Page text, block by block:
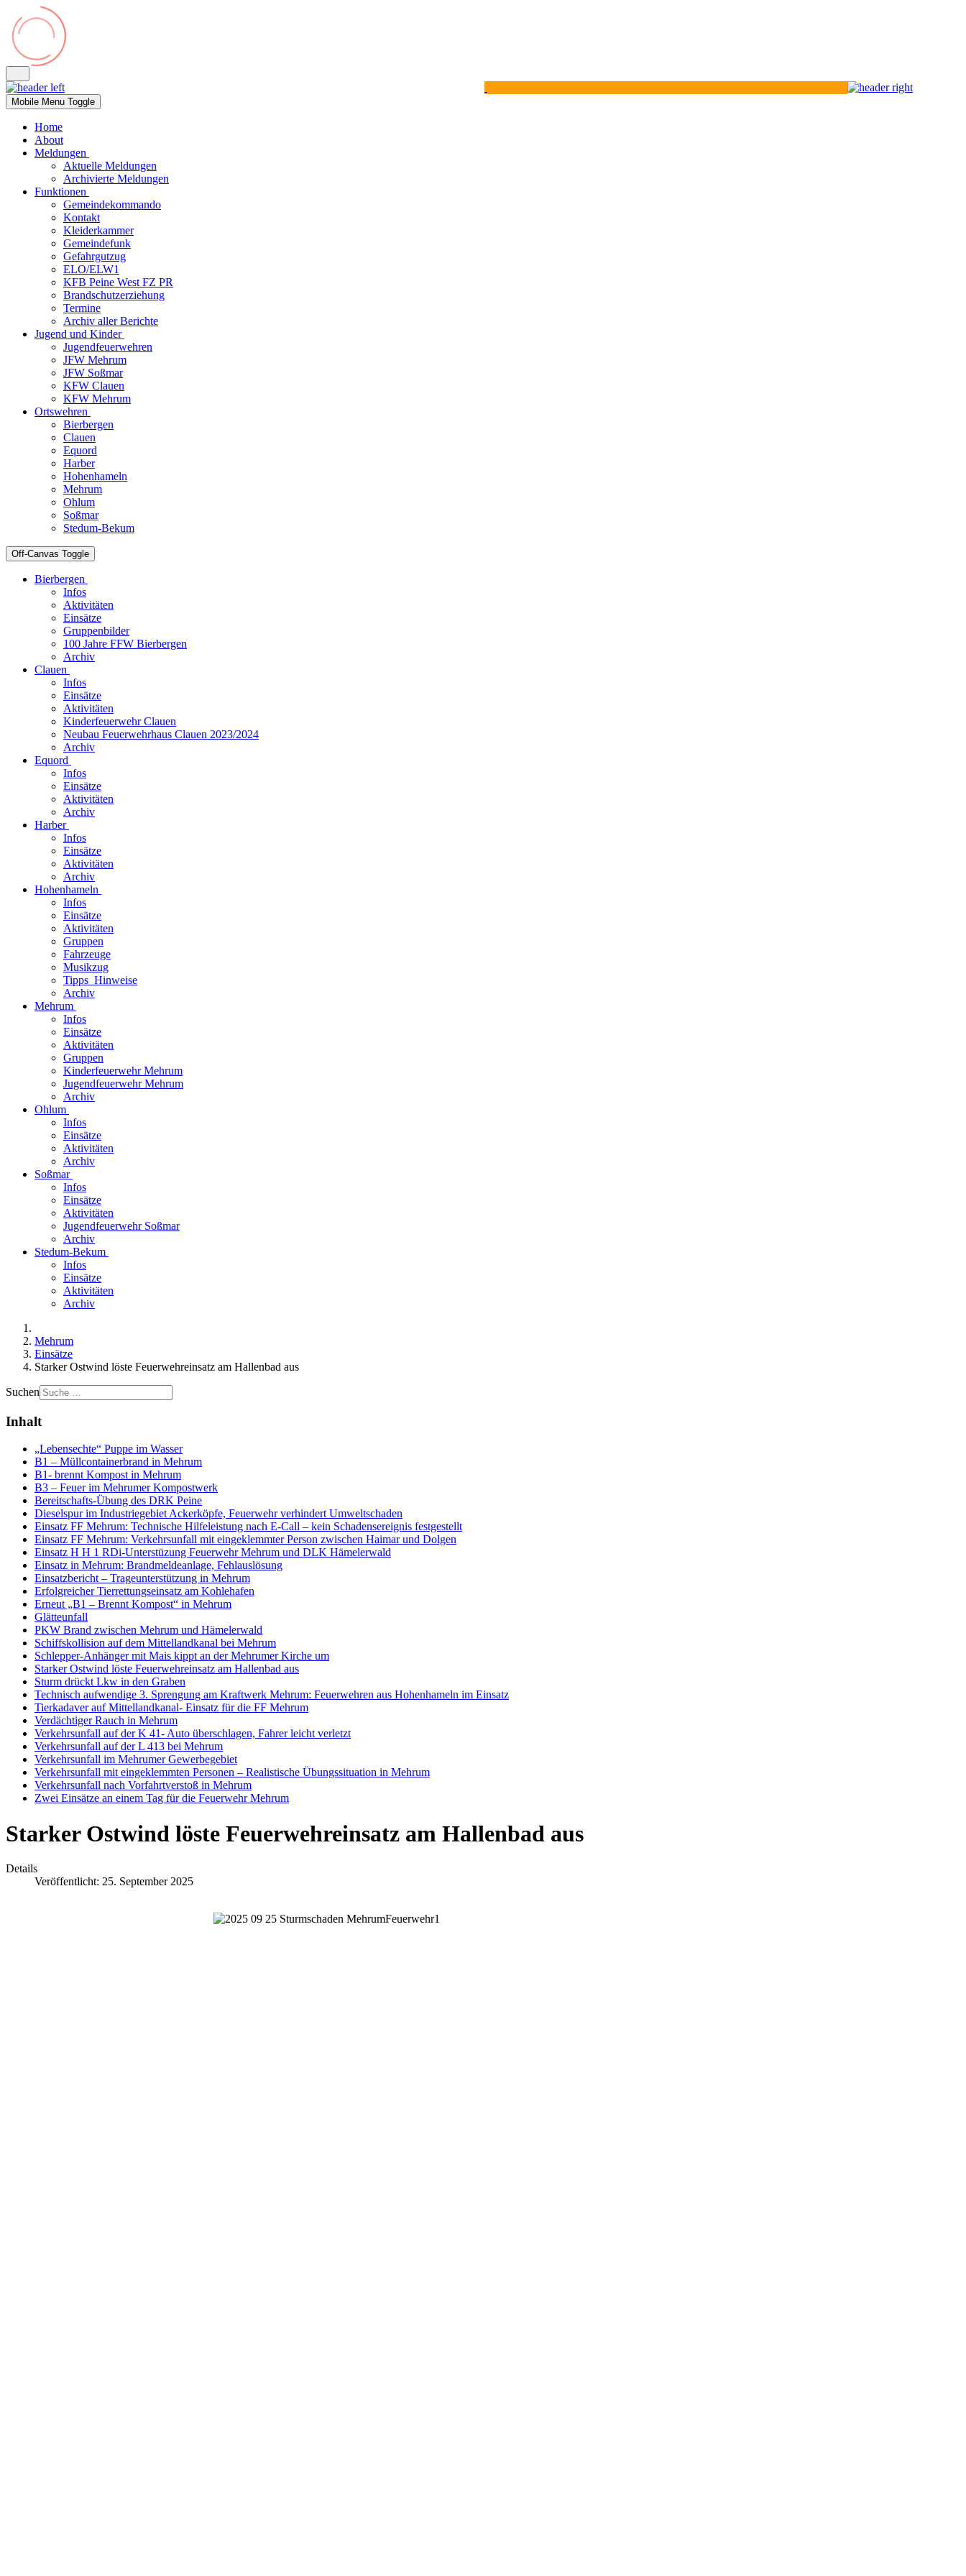
Mobile Menu Toggle
Home
About
Meldungen
Aktuelle Meldungen
Archivierte Meldungen
Funktionen
Gemeindekommando
Kontakt
Kleiderkammer
Gemeindefunk
Gefahrgutzug
ELO/ELW1
KFB Peine West FZ PR
Brandschutzerziehung
Termine
Archiv aller Berichte
Jugend und Kinder
Jugendfeuerwehren
JFW Mehrum
JFW Soßmar
KFW Clauen
KFW Mehrum
Ortswehren
Bierbergen
Clauen
Equord
Harber
Hohenhameln
Mehrum
Ohlum
Soßmar
Stedum-Bekum
Off-Canvas Toggle
Bierbergen
Infos
Aktivitäten
Einsätze
Gruppenbilder
100 Jahre FFW Bierbergen
Archiv
Clauen
Infos
Einsätze
Aktivitäten
Kinderfeuerwehr Clauen
Neubau Feuerwehrhaus Clauen 2023/2024
Archiv
Equord
Infos
Einsätze
Aktivitäten
Archiv
Harber
Infos
Einsätze
Aktivitäten
Archiv
Hohenhameln
Infos
Einsätze
Aktivitäten
Gruppen
Fahrzeuge
Musikzug
Tipps_Hinweise
Archiv
Mehrum
Infos
Einsätze
Aktivitäten
Gruppen
Kinderfeuerwehr Mehrum
Jugendfeuerwehr Mehrum
Archiv
Ohlum
Infos
Einsätze
Aktivitäten
Archiv
Soßmar
Infos
Einsätze
Aktivitäten
Jugendfeuerwehr Soßmar
Archiv
Stedum-Bekum
Infos
Einsätze
Aktivitäten
Archiv
Mehrum
Einsätze
Starker Ostwind löste Feuerwehreinsatz am Hallenbad aus
Suchen
Inhalt
„Lebensechte“ Puppe im Wasser
B1 – Müllcontainerbrand in Mehrum
B1- brennt Kompost in Mehrum
B3 – Feuer im Mehrumer Kompostwerk
Bereitschafts-Übung des DRK Peine
Dieselspur im Industriegebiet Ackerköpfe, Feuerwehr verhindert Umweltschaden
Einsatz FF Mehrum: Technische Hilfeleistung nach E-Call – kein Schadensereignis festgestellt
Einsatz FF Mehrum: Verkehrsunfall mit eingeklemmter Person zwischen Haimar und Dolgen
Einsatz H H 1 RDi-Unterstüzung Feuerwehr Mehrum und DLK Hämelerwald
Einsatz in Mehrum: Brandmeldeanlage, Fehlauslösung
Einsatzbericht – Trageunterstützung in Mehrum
Erfolgreicher Tierrettungseinsatz am Kohlehafen
Erneut „B1 – Brennt Kompost“ in Mehrum
Glätteunfall
PKW Brand zwischen Mehrum und Hämelerwald
Schiffskollision auf dem Mittellandkanal bei Mehrum
Schlepper-Anhänger mit Mais kippt an der Mehrumer Kirche um
Starker Ostwind löste Feuerwehreinsatz am Hallenbad aus
Sturm drückt Lkw in den Graben
Technisch aufwendige 3. Sprengung am Kraftwerk Mehrum: Feuerwehren aus Hohenhameln im Einsatz
Tierkadaver auf Mittellandkanal- Einsatz für die FF Mehrum
Verdächtiger Rauch in Mehrum
Verkehrsunfall auf der K 41- Auto überschlagen, Fahrer leicht verletzt
Verkehrsunfall auf der L 413 bei Mehrum
Verkehrsunfall im Mehrumer Gewerbegebiet
Verkehrsunfall mit eingeklemmten Personen – Realistische Übungssituation in Mehrum
Verkehrsunfall nach Vorfahrtverstoß in Mehrum
Zwei Einsätze an einem Tag für die Feuerwehr Mehrum
Starker Ostwind löste Feuerwehreinsatz am Hallenbad aus
Details
Veröffentlicht: 25. September 2025